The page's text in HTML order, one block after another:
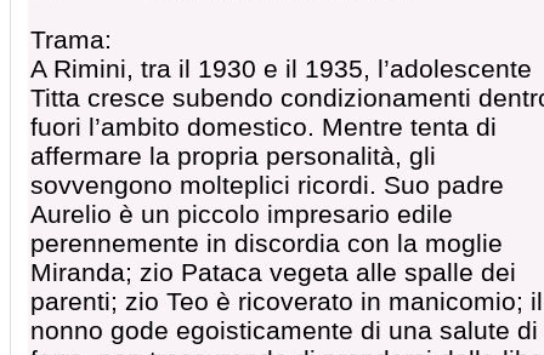
Trama:
A Rimini, tra il 1930 e il 1935, l’adolescente
Titta cresce subendo condizionamenti
fuori l’ambito domestico. Mentre tenta di
affermare la propria personalità, gli
sovvengono molteplici ricordi. Suo padre
Aurelio è un piccolo impresario edile
perennemente in discordia con la moglie
Miranda; zio Pataca vegeta alle spalle dei
parenti; zio Teo è ricoverato in manicomio; il
nonno gode egoisticamente di una salute di